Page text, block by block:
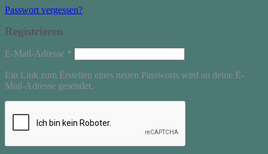
Passwort vergessen?
Registrieren
E-Mail-Adresse *
Ein Link zum Erstellen eines neuen Passworts wird an deine E-
Mail-Adresse gesendet.